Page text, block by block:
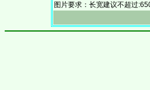
图片要求：长宽建议不超过